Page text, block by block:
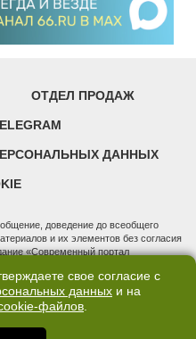
ОТДЕЛ ПРОДАЖ
ДАННЫХ
доведение до всеобщего
и их элементов без согласия
«Современный портал
и массовых коммуникаций
№ ФС 77 - 76634 от 02.09.2019
"66.ру". Юридический
продаж: 620014, Свердловская
свое согласие с
данных и на
файлов.